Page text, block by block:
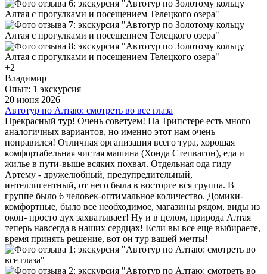
+2
Владимир
Опыт: 1 экскурсия
20 июня 2026
Автотур по Алтаю: смотреть во все глаза
Прекрасный тур! Очень советуем! На Трипстере есть много
аналогичных вариантов, но именно этот нам очень
понравился! Отличная организация всего тура, хорошая
комфортабельная чистая машина (Хонда Степвагон), еда и
жилье в пути-выше всяких похвал. Отдельная ода гиду
Артему - дружелюбный, предупредительный,
интеллигентный, от него была в восторге вся группа. В
группе было 6 человек-оптимальное количество. Домики-
комфортные, было все необходимое, магазины рядом, виды из
окон- просто дух захватывает! Ну и в целом, природа Алтая
теперь навсегда в наших сердцах! Если вы все еще выбираете,
время принять решение, вот он тур вашей мечты!